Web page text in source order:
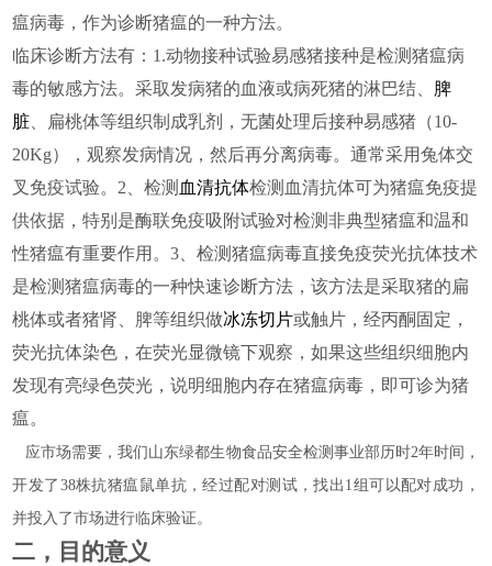
瘟病毒，作为诊断猪瘟的一种方法。
临床诊断方法有：1.动物接种试验易感猪接种是检测猪瘟病
毒的敏感方法。采取发病猪的血液或病死猪的淋巴结、 脾
脏 、扁桃体等组织制成乳剂，无菌处理后接种易感猪（10-
20Kg），观察发病情况，然后再分离病毒。通常采用兔体交
叉免疫试验。2、检测 血清抗体检测血清抗体可为猪瘟免疫提
供依据，特别是酶联免疫吸附试验对检测非典型猪瘟和温和
性猪瘟有重要作用。3、检测猪瘟病毒直接免疫荧光抗体技术
是检测猪瘟病毒的一种快速诊断方法，该方法是采取猪的扁
桃体或者猪肾、脾等组织做冰冻切片或触片，经丙酮固定，
荧光抗体染色，在荧光显微镜下观察，如果这些组织细胞内
发现有亮绿色荧光，说明细胞内存在猪瘟病毒，即可诊为猪
瘟。
应市场需要，我们山东绿都生物食品安全检测事业部历时2年时间，
开发了38株抗猪瘟鼠单抗，经过配对测试，找出1组可以配对成功，
并投入了市场进行临床验证。
二，目的意义